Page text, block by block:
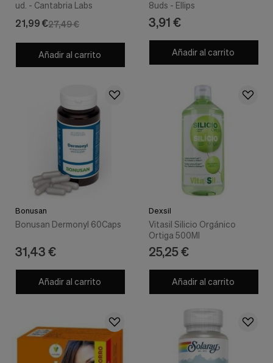
ud. - Cantabria Labs
27,49 €
21,99 €
Añadir al carrito
8uds - Ellips
3,91 €
Añadir al carrito
Bonusan
Bonusan Dermonyl 60Caps
31,43 €
Añadir al carrito
Dexsil
Vitasil Silicio Orgánico
Ortiga 500Ml
25,25 €
Añadir al carrito